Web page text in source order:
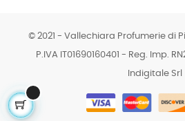
© 2021 - Vallechiara Profumerie di
P.IVA IT01690160401 - Reg. Imp.
Indigitale Srl